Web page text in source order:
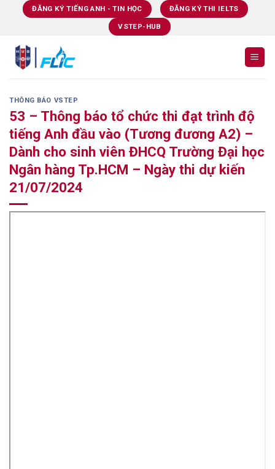
ĐĂNG KÝ TIẾNG ANH - TIN HỌC ĐĂNG KÝ THI IELTS
VSTEP-HUB
THÔNG BÁO VSTEP
53 – Thông báo tổ chức thi đạt trình độ
tiếng Anh đầu vào (Tương đương A2) –
Dành cho sinh viên ĐHCQ Trường Đại học
Ngân hàng Tp.HCM – Ngày thi dự kiến
21/07/2024